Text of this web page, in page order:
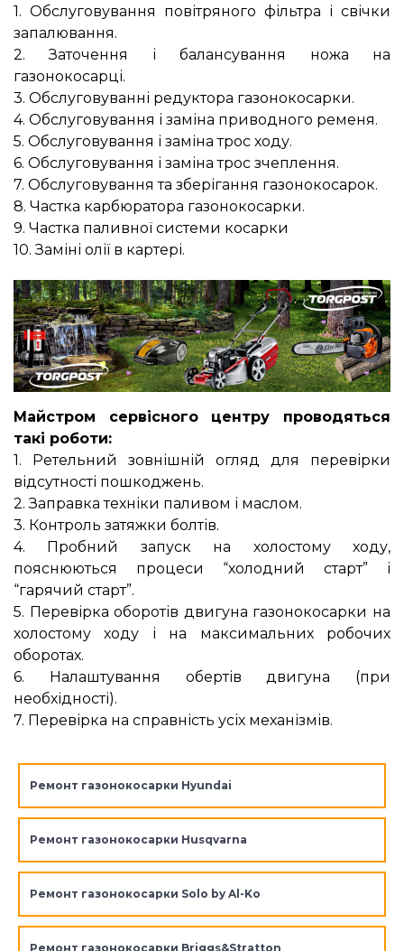
1. Обслуговування повітряного фільтра і свічки
запалювання.
2. Заточення і балансування ножа на
газонокосарці.
3. Обслуговуванні редуктора газонокосарки.
4. Обслуговування і заміна приводного ременя.
5. Обслуговування і заміна трос ходу.
6. Обслуговування і заміна трос зчеплення.
7. Обслуговування та зберігання газонокосарок.
8. Частка карбюратора газонокосарки.
9. Частка паливної системи косарки
10. Заміні олії в картері.
Майстром сервісного центру проводяться
такі роботи:
1. Ретельний зовнішній огляд для перевірки
відсутності пошкоджень.
2. Заправка техніки паливом і маслом.
3. Контроль затяжки болтів.
4. Пробний запуск на холостому ходу,
пояснюються процеси “холодний старт” і
“гарячий старт”.
5. Перевірка оборотів двигуна газонокосарки на
холостому ходу і на максимальних робочих
оборотах.
6. Налаштування обертів двигуна (при
необхідності).
7. Перевірка на справність усіх механізмів.
Ремонт газонокосарки Hyundai
Ремонт газонокосарки Husqvarna
Ремонт газонокосарки Solo by Al-Ko
Ремонт газонокосарки Briggs&Stratton